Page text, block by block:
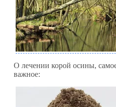
О лечении корой осины,
важное: